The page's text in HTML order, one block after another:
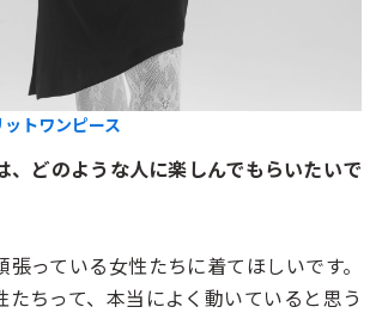
トワンピース
どのような人に楽しんでもらいたいで
っている女性たちに着てほしいです。
たちって、本当によく動いていると思う